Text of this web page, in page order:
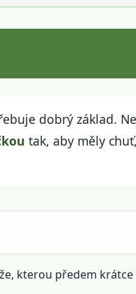
dobrý základ.
tak, aby měly
kterou předem